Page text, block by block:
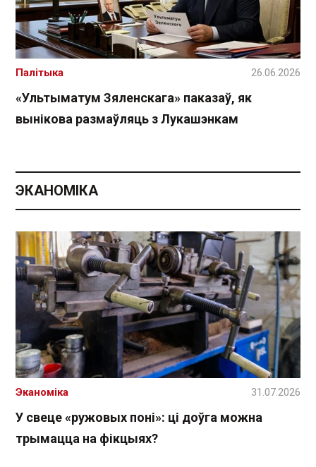
«Ультыматум Зяленскага» паказаў, як
вынікова размаўляць з Лукашэнкам
Палітыка 26.06.2026
ЭКАНОМІКА
У свеце «ружовых поні»: ці доўга можна
трымацца на фікцыях?
Эканоміка 31.07.2026